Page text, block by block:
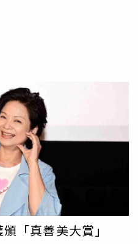
「真善美大賞」